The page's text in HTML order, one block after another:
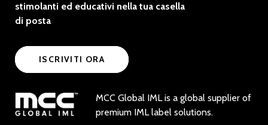
stimolanti ed educativi nella tua casella
di posta
ISCRIVITI ORA
MCC Global IML is a global supplier of
premium IML label solutions.